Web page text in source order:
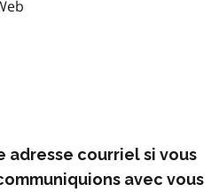
courriel si vous
avec vous